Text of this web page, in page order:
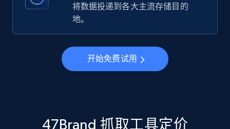
Instagram - Profiles
Account, Fbid, ID, Followers, Posts count, Is
business account, Is professional account, Is
将数据投递到各大主流存储目的
地。
开始免费试用
47Brand 抓取工具定价